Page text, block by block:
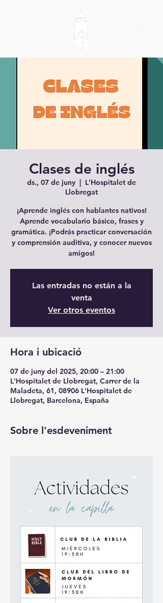
Clases de inglés
ds., 07 de juny
  |
L'Hospitalet de
Llobregat
¡Aprende inglés con hablantes nativos!
Aprende vocabulario básico, frases y
gramática. ¡Podrás practicar conversación
y comprensión auditiva, y conocer nuevos
amigos!
Las entradas no están a la
venta
Ver otros eventos
Hora i ubicació
07 de juny del 2025, 20:00 – 21:00
L'Hospitalet de Llobregat, Carrer de la
Maladeta, 61, 08906 L'Hospitalet de
Llobregat, Barcelona, España
Sobre l'esdeveniment